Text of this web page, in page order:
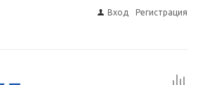
Вход Регистрация